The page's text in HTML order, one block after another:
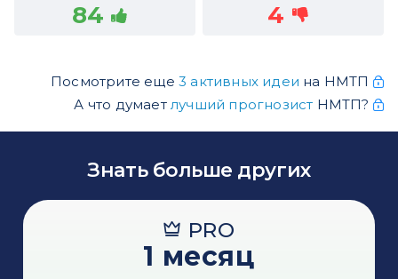
84 4
Посмотрите еще 3 активных идеи на НМТП
А что думает лучший прогнозист НМТП?
Знать больше других
PRO
1 месяц